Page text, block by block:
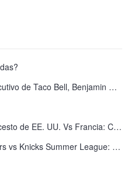
Nuevos cargos para el ex ejecutivo de Taco Bell, Benjamin Golden, en una pelea con Uber
Transmisión en vivo de baloncesto de EE. UU. Vs Francia: Cómo ver en línea
Transmisión en vivo de Raptors vs Knicks Summer League: Cómo ver